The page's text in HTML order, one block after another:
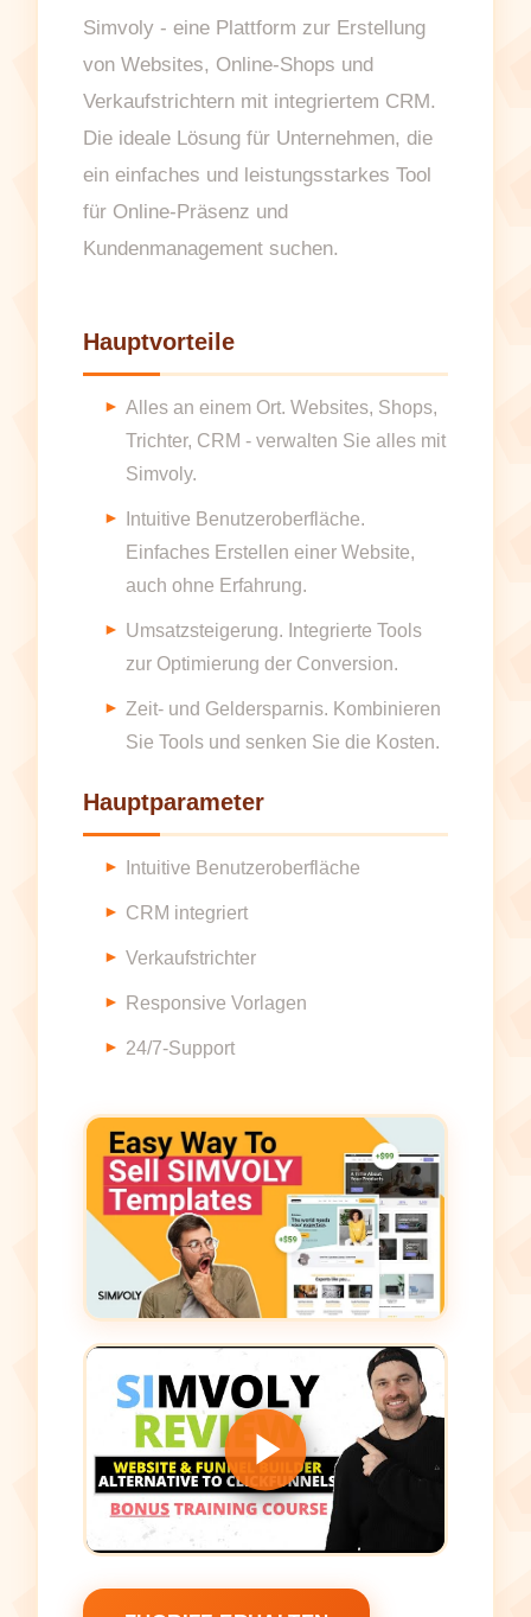
Simvoly - eine Plattform zur Erstellung
von Websites, Online-Shops und
Verkaufstrichtern mit integriertem CRM.
Die ideale Lösung für Unternehmen, die
ein einfaches und leistungsstarkes Tool
für Online-Präsenz und
Kundenmanagement suchen.
Hauptvorteile
Alles an einem Ort. Websites, Shops,
Trichter, CRM - verwalten Sie alles mit
Simvoly.
Intuitive Benutzeroberfläche.
Einfaches Erstellen einer Website,
auch ohne Erfahrung.
Umsatzsteigerung. Integrierte Tools
zur Optimierung der Conversion.
Zeit- und Geldersparnis. Kombinieren
Sie Tools und senken Sie die Kosten.
Hauptparameter
Intuitive Benutzeroberfläche
CRM integriert
Verkaufstrichter
Responsive Vorlagen
24/7-Support